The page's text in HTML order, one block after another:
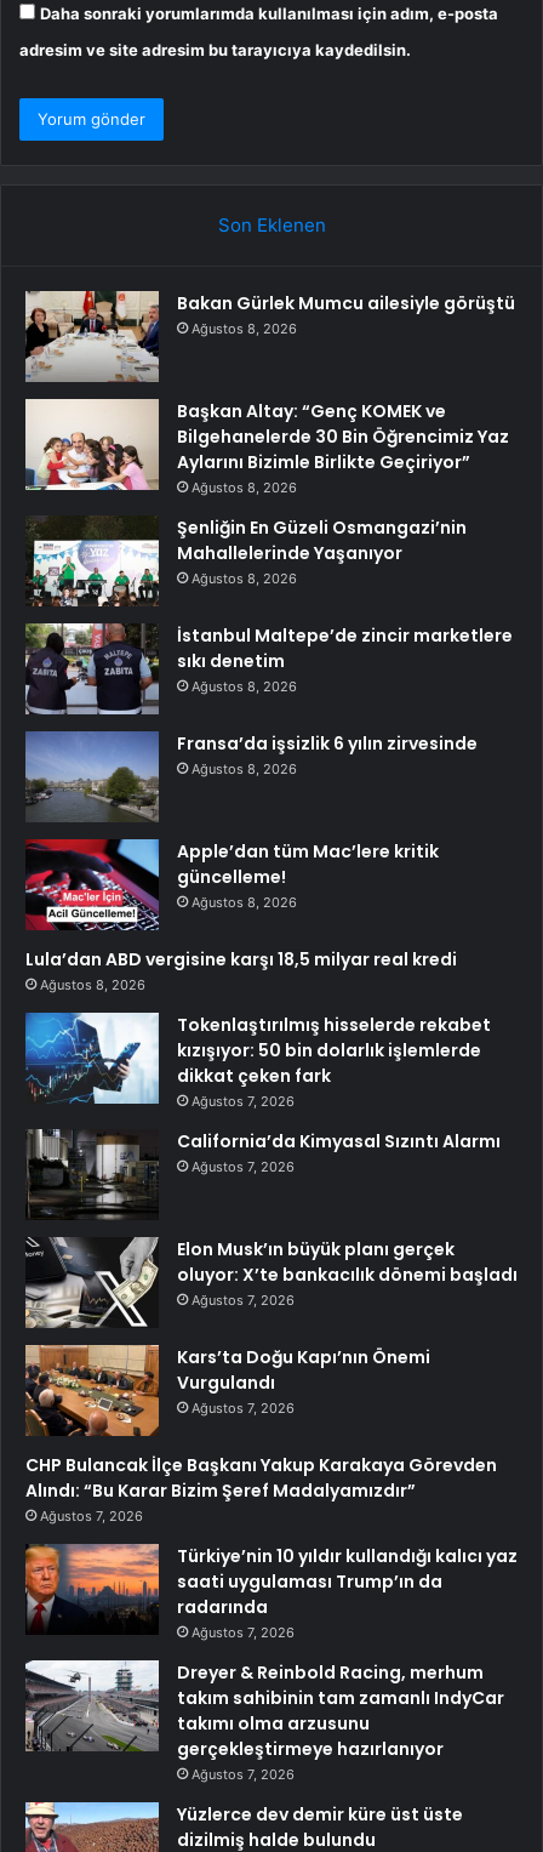
Daha sonraki yorumlarımda kullanılması için adım, e-posta
adresim ve site adresim bu tarayıcıya kaydedilsin.
Son Eklenen
Bakan Gürlek Mumcu ailesiyle görüştü
Ağustos 8, 2026
Başkan Altay: “Genç KOMEK ve
Bilgehanelerde 30 Bin Öğrencimiz Yaz
Aylarını Bizimle Birlikte Geçiriyor”
Ağustos 8, 2026
Şenliğin En Güzeli Osmangazi’nin
Mahallelerinde Yaşanıyor
Ağustos 8, 2026
İstanbul Maltepe’de zincir marketlere
sıkı denetim
Ağustos 8, 2026
Fransa’da işsizlik 6 yılın zirvesinde
Ağustos 8, 2026
Apple’dan tüm Mac’lere kritik
güncelleme!
Ağustos 8, 2026
Lula’dan ABD vergisine karşı 18,5 milyar real kredi
Ağustos 8, 2026
Tokenlaştırılmış hisselerde rekabet
kızışıyor: 50 bin dolarlık işlemlerde
dikkat çeken fark
Ağustos 7, 2026
California’da Kimyasal Sızıntı Alarmı
Ağustos 7, 2026
Elon Musk’ın büyük planı gerçek
oluyor: X’te bankacılık dönemi başladı
Ağustos 7, 2026
Kars’ta Doğu Kapı’nın Önemi
Vurgulandı
Ağustos 7, 2026
CHP Bulancak İlçe Başkanı Yakup Karakaya Görevden
Alındı: “Bu Karar Bizim Şeref Madalyamızdır”
Ağustos 7, 2026
Türkiye’nin 10 yıldır kullandığı kalıcı yaz
saati uygulaması Trump’ın da
radarında
Ağustos 7, 2026
Dreyer & Reinbold Racing, merhum
takım sahibinin tam zamanlı IndyCar
takımı olma arzusunu
gerçekleştirmeye hazırlanıyor
Ağustos 7, 2026
Yüzlerce dev demir küre üst üste
dizilmiş halde bulundu